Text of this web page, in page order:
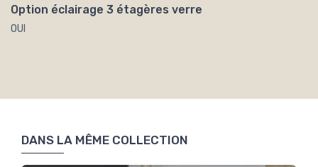
Option éclairage 3 étagères verre
OUI
DANS LA MÊME COLLECTION